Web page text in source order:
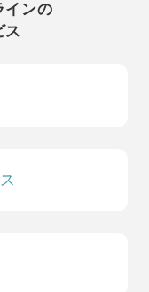
インの
ス